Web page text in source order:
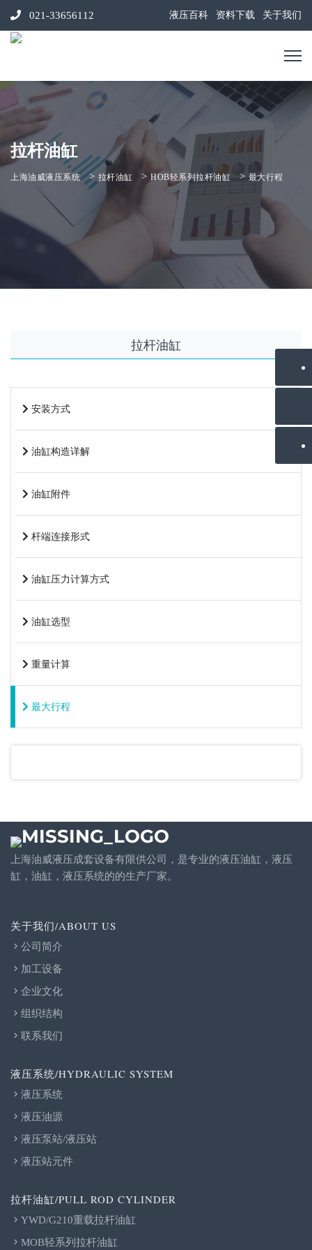
021-33656112 液压百科 资料下载 关于我们
拉杆油缸
上海油威液压系统 > 拉杆油缸 > HOB轻系列拉杆油缸 > 最大行程
拉杆油缸
安装方式
油缸构造详解
油缸附件
杆端连接形式
油缸压力计算方式
油缸选型
重量计算
最大行程
上海油威液压成套设备有限供公司，是专业的液压油缸，液压
缸，油缸，液压系统的的生产厂家。
关于我们/ABOUT US
公司简介
加工设备
企业文化
组织结构
联系我们
液压系统/HYDRAULIC SYSTEM
液压系统
液压油源
液压泵站/液压站
液压站元件
拉杆油缸/PULL ROD CYLINDER
YWD/G210重载拉杆油缸
MOB轻系列拉杆油缸